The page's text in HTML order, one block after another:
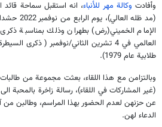
وأفادت وكالة مهر للأنباء، انه استقبل سماحة قائد
(مد ظله
الإمام الخميني(رض) بطهران وذلك بمناسبة ذكرى
العالمي في 4 تشرين الثاني/نوفمبر ( ذكرى
طلابية عام 1979).
وبالتزامن مع هذا اللقاء، بعثت مجموعة من
(غير المشاركات في اللقاء)، رسالة زاخرة بالمحبة
عن حزنهن لعدم الحضور بهذا المراسم، وطالبن من
الدعاء لهن.